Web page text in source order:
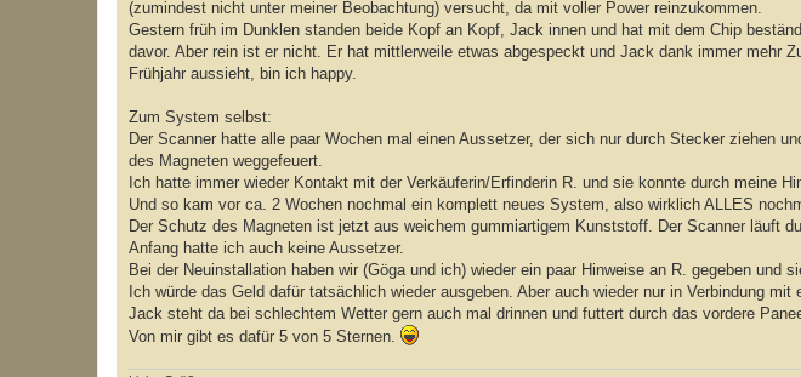
(zumindest nicht unter meiner Beobachtung) versucht, da mit voller Power reinzukommen.
Gestern früh im Dunklen standen beide Kopf an Kopf, Jack innen und hat mit dem Chip
davor. Aber rein ist er nicht. Er hat mittlerweile etwas abgespeckt und Jack dank immer mehr
Frühjahr aussieht, bin ich happy.
Zum System selbst:
Der Scanner hatte alle paar Wochen mal einen Aussetzer, der sich nur durch Stecker ziehen
des Magneten weggefeuert.
Ich hatte immer wieder Kontakt mit der Verkäuferin/Erfinderin R. und sie konnte durch meine
Und so kam vor ca. 2 Wochen nochmal ein komplett neues System, also wirklich ALLES
Der Schutz des Magneten ist jetzt aus weichem gummiartigem Kunststoff. Der Scanner läuft
Anfang hatte ich auch keine Aussetzer.
Bei der Neuinstallation haben wir (Göga und ich) wieder ein paar Hinweise an R. gegeben und
Ich würde das Geld dafür tatsächlich wieder ausgeben. Aber auch wieder nur in Verbindung mit
Jack steht da bei schlechtem Wetter gern auch mal drinnen und futtert durch das vordere
Von mir gibt es dafür 5 von 5 Sternen.